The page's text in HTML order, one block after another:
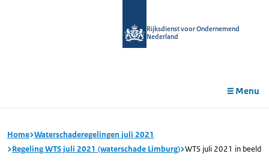
Rijksdienst voor Ondernemend
Nederland
Menu
Home Waterschaderegelingen juli 2021
Regeling WTS juli 2021 (waterschade Limburg) WTS juli 2021 in beeld